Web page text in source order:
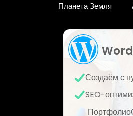
Планета Земля
Создаём с
SEO-
Портфолио